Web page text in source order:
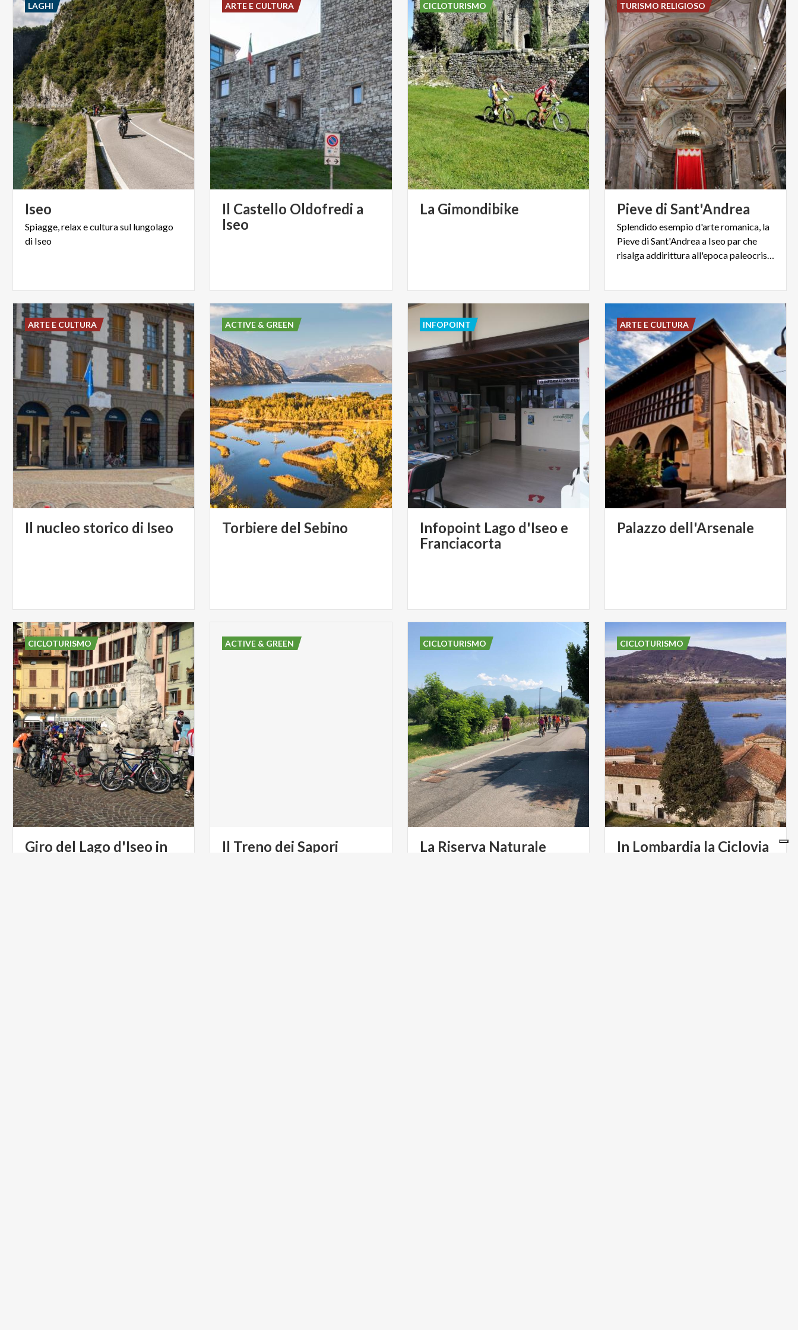
Iseo
Spiagge, relaxeculturasul lungolago
di Iseo
LAGHI
Il Castello Oldofredi a
Iseo
ARTE E CULTURA
La Gimondibike
CICLOTURISMO
Pieve di Sant'Andrea
Splendido esempio d'arte romanica, la
Pieve di Sant'Andrea a Iseo par che
TURISMO RELIGIOSO
Il nucleo storico di Iseo
ARTE E CULTURA
Torbiere del Sebino
ACTIVE & GREEN
Infopoint Lago d'Iseo e
Franciacorta
INFOPOINT
Palazzo dell'Arsenale
ARTE E CULTURA
Giro del Lago d'Iseo in
CICLOTURISMO
Il Treno dei Sapori
ACTIVE & GREEN
La Riserva Naturale
CICLOTURISMO
In Lombardia la Ciclovia
CICLOTURISMO